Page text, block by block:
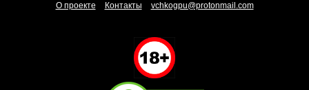
О проекте Контакты vchkogpu@protonmail.com